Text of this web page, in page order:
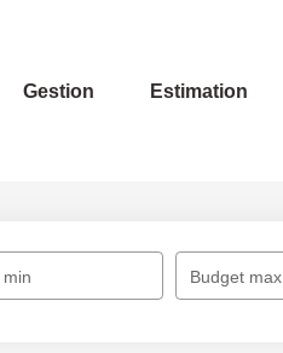
Gestion Estimation
Budget max